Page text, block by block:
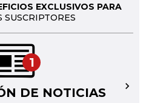
EXCLUSIVOS PARA
SUSCRIPTORES
1
DE NOTICIAS →